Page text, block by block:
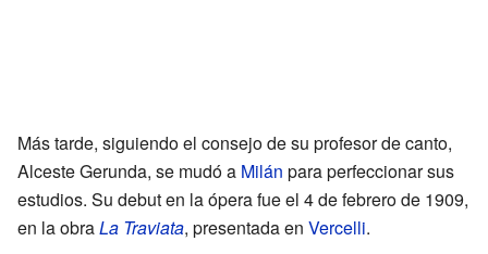
Más tarde, siguiendo el consejo de su profesor de canto,
Alceste Gerunda, se mudó a Milán para perfeccionar sus
estudios. Su debut en la ópera fue el 4 de febrero de 1909,
en la obraLa Traviata, presentada en Vercelli.